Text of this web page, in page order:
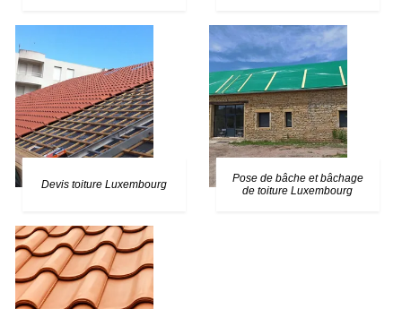
Devis toiture Luxembourg
Pose de bâche et bâchage
de toiture Luxembourg